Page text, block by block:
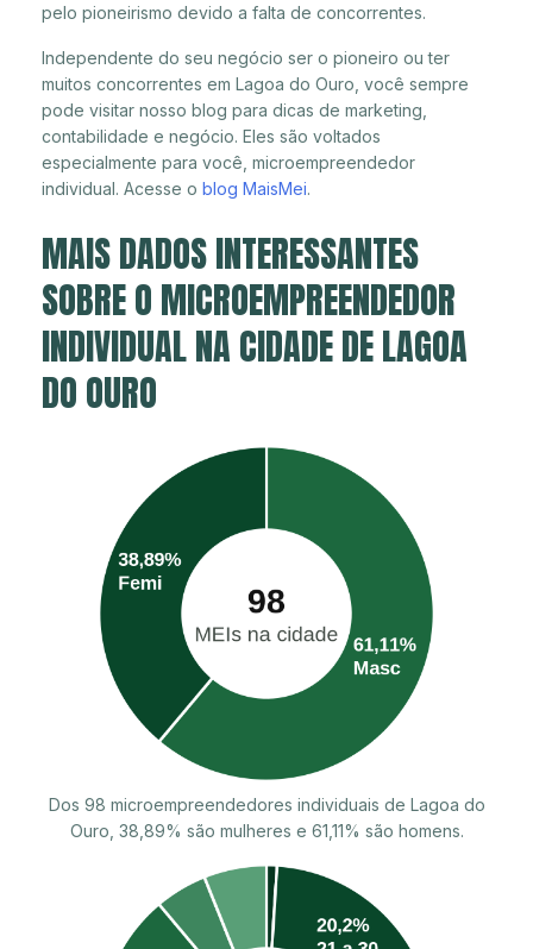
pelo pioneirismo devido a falta de concorrentes.
Independente do seu negócio ser o pioneiro ou ter
muitos concorrentes em Lagoa do Ouro, você sempre
pode visitar nosso blog para dicas de marketing,
contabilidade e negócio. Eles são voltados
especialmente para você, microempreendedor
individual. Acesse o blog MaisMei.
MAIS DADOS INTERESSANTES
SOBRE O MICROEMPREENDEDOR
INDIVIDUAL NA CIDADE DE LAGOA
DO OURO
Dos 98 microempreendedores individuais de Lagoa do
Ouro, 38,89% são mulheres e 61,11% são homens.